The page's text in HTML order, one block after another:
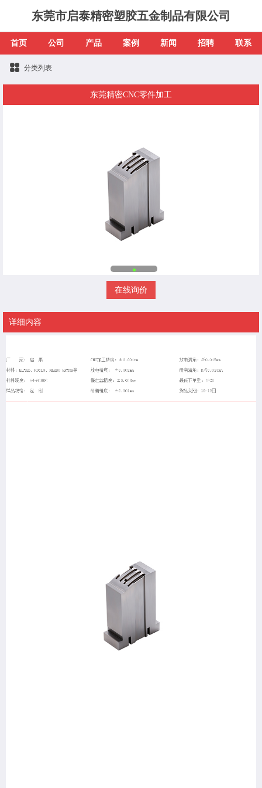
东莞市启泰精密塑胶五金制品有限公司
首页 公司 产品 案例 新闻 招聘 联系
分类列表
东莞精密CNC零件加工
在线询价
详细内容